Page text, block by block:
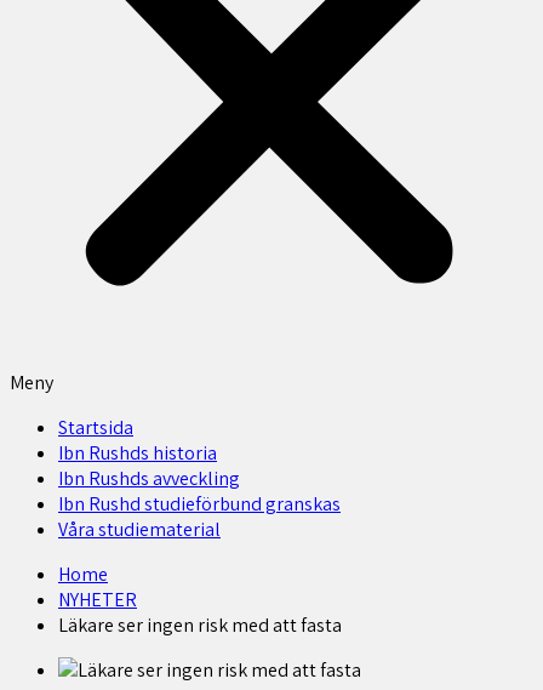
Meny
Startsida
Ibn Rushds historia
Ibn Rushds avveckling
Ibn Rushd studieförbund granskas​
Våra studiematerial
Home
NYHETER
Läkare ser ingen risk med att fasta